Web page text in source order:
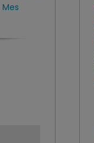
Mes